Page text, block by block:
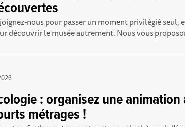
nous pour passer un moment privilégié seul,
découvrir le musée autrement. Nous vous
: organisez une animation
métrages !